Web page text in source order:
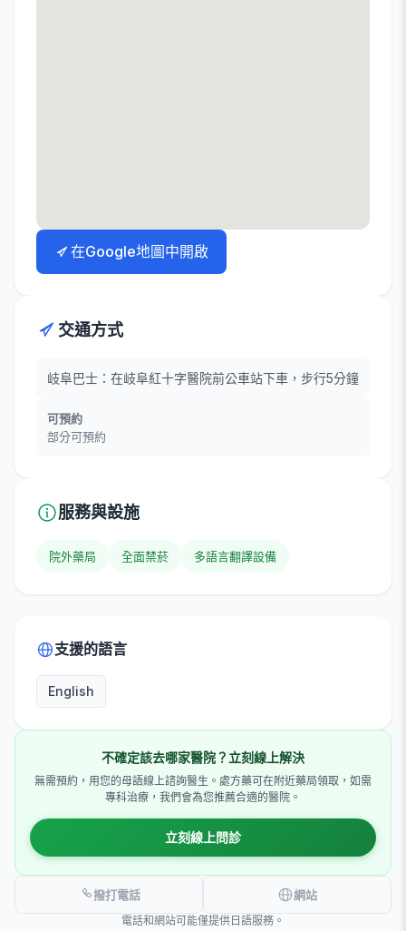
在Google地圖中開啟
交通方式
岐阜巴士：在岐阜紅十字醫院前公車站下車，步行5分鐘
可預約
部分可預約
服務與設施
院外藥局 全面禁菸 多語言翻譯設備
支援的語言
English
不確定該去哪家醫院？立刻線上解決
無需預約，用您的母語線上諮詢醫生。處方藥可在附近藥局領取，如需
專科治療，我們會為您推薦合適的醫院。
立刻線上問診
撥打電話 網站
電話和網站可能僅提供日語服務。